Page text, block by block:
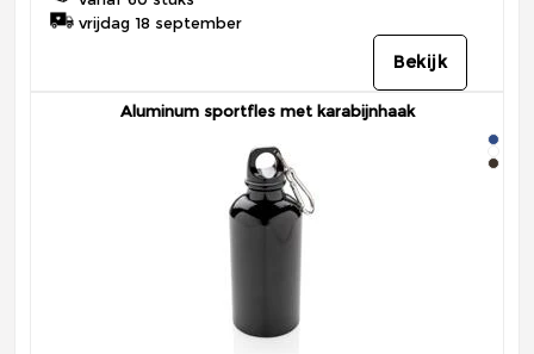
vrijdag 18 september
Bekijk
Aluminum sportfles met karabijnhaak